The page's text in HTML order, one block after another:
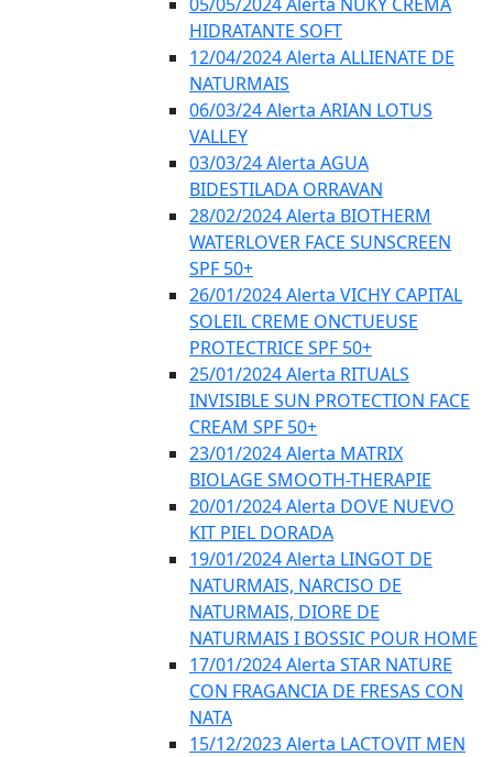
HIDRATANTE SOFT
12/04/2024 Alerta ALLIENATE DE
NATURMAIS
06/03/24 Alerta ARIAN LOTUS
VALLEY
03/03/24 Alerta AGUA
BIDESTILADA ORRAVAN
28/02/2024 Alerta BIOTHERM
WATERLOVER FACE SUNSCREEN
SPF 50+
26/01/2024 Alerta VICHY CAPITAL
SOLEIL CREME ONCTUEUSE
PROTECTRICE SPF 50+
25/01/2024 Alerta RITUALS
INVISIBLE SUN PROTECTION FACE
CREAM SPF 50+
23/01/2024 Alerta MATRIX
BIOLAGE SMOOTH-THERAPIE
20/01/2024 Alerta DOVE NUEVO
KIT PIEL DORADA
19/01/2024 Alerta LINGOT DE
NATURMAIS, NARCISO DE
NATURMAIS, DIORE DE
NATURMAIS I BOSSIC POUR HOME
17/01/2024 Alerta STAR NATURE
CON FRAGANCIA DE FRESAS CON
NATA
15/12/2023 Alerta LACTOVIT MEN